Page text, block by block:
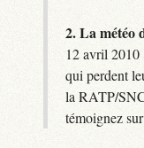
2.La météo
12 avril 2010
qui perdent
la RATP/
témoignez